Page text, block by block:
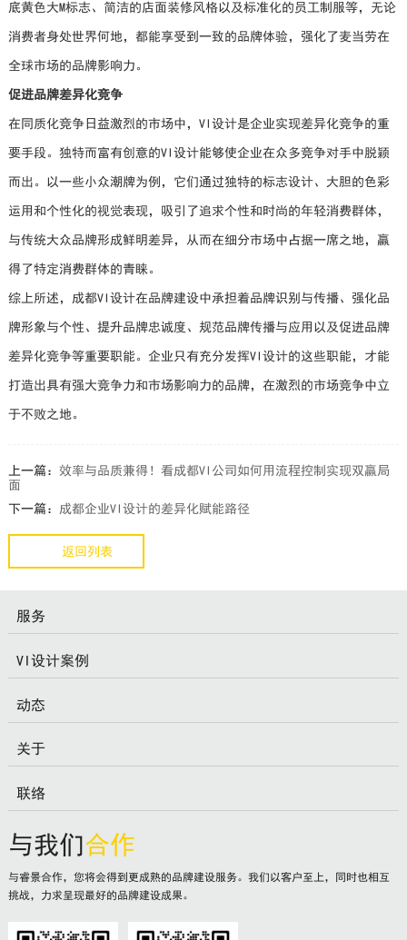
底黄色大M标志、简洁的店面装修风格以及标准化的员工制服等，无论
消费者身处世界何地，都能享受到一致的品牌体验，强化了麦当劳在
全球市场的品牌影响力。
促进品牌差异化竞争
在同质化竞争日益激烈的市场中，VI设计是企业实现差异化竞争的重
要手段。独特而富有创意的VI设计能够使企业在众多竞争对手中脱颖
而出。以一些小众潮牌为例，它们通过独特的标志设计、大胆的色彩
运用和个性化的视觉表现，吸引了追求个性和时尚的年轻消费群体，
与传统大众品牌形成鲜明差异，从而在细分市场中占据一席之地，赢
得了特定消费群体的青睐。
综上所述，成都VI设计在品牌建设中承担着品牌识别与传播、强化品
牌形象与个性、提升品牌忠诚度、规范品牌传播与应用以及促进品牌
差异化竞争等重要职能。企业只有充分发挥VI设计的这些职能，才能
打造出具有强大竞争力和市场影响力的品牌，在激烈的市场竞争中立
于不败之地。
上一篇： 效率与品质兼得！看成都VI公司如何用流程控制实现双赢局
面
下一篇： 成都企业VI设计的差异化赋能路径
返回列表
服务
VI设计案例
动态
关于
联络
与我们合作
与睿景合作，您将会得到更成熟的品牌建设服务。我们以客户至上，同时也相互
挑战，力求呈现最好的品牌建设成果。